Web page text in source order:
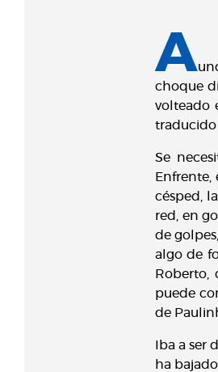
A
choque
volteado
traducido
Se
Enfrente,
césped,
red, en
de
algo de
Roberto,
puede
de
Iba a
ha